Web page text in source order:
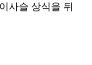
사슬 상식을 뒤